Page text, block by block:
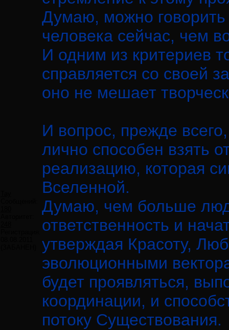
Думаю, можно говорить
человека сейчас, чем
И одним из критериев
справляется со своей
оно не мешает
И вопрос, прежде
лично способен взять
реализацию, которая
Вселенной.
Думаю, чем больше
ответственность и
утверждая Красоту,
эволюционными
будет проявляться,
координации, и
потоку Существования.